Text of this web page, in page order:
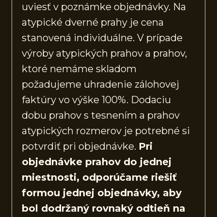
uviesť v poznámke objednávky. Na
atypické dverné prahy je cena
stanovená individuálne. V prípade
výroby atypických prahov a prahov,
ktoré nemáme skladom
požadujeme uhradenie zálohovej
faktúry vo výške 100%. Dodaciu
dobu prahov s tesnením a prahov
atypických rozmerov je potrebné si
potvrdiť pri objednávke. Pri
objednávke prahov do jednej
miestnosti, odporúčame riešiť
formou jednej objednávky, aby
bol dodržaný rovnaký odtieň na